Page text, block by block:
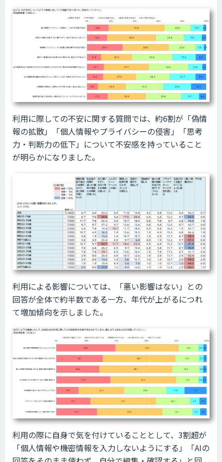
利用に際しての不安に関する質問では、約6割が「偽情
報の拡散」「個人情報やプライバシーの侵害」「思考
力・判断力の低下」について不安感を持っていること
が明らかになりました。
利用による影響については、「悪い影響はない」との
回答が全体で約半数である一方、年代が上がるにつれ
て増加傾向を示しました。
利用の際に自身で気を付けていることとして、3割超が
「個人情報や機密情報を入力しないようにする」「AIの